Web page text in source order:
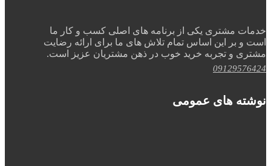
خدمات مشتری یکی از برنامه های اصلی کسب و کار ما
است و بر این اساس تمام تلاش های ما برای ارائه رضایت
مشتری و تجربه خرید خوب در ذهن مشتریان عزیز است.
09129576424
نوشته های عمومی